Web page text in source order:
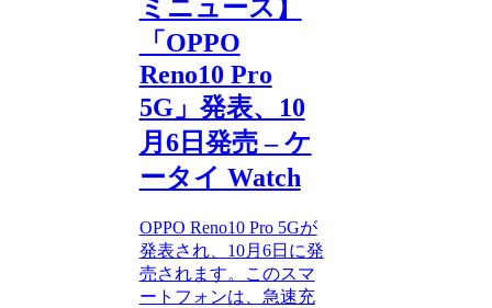
ミニュース】
「OPPO
Reno10 Pro
5G」発表、10
月6日発売 – ケ
ータイ Watch
OPPO Reno10 Pro 5Gが
発表され、10月6日に発
売されます。このスマ
ートフォンは、急速充